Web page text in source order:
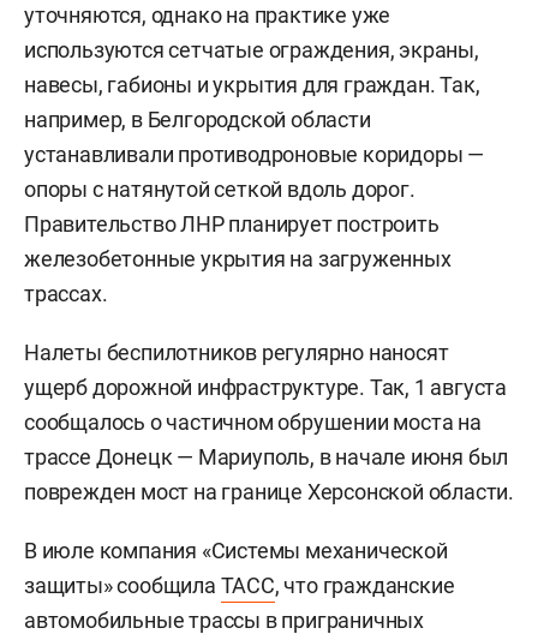
уточняются, однако на практике уже
используются сетчатые ограждения, экраны,
навесы, габионы и укрытия для граждан. Так,
например, в Белгородской области
устанавливали противодроновые коридоры —
опоры с натянутой сеткой вдоль дорог.
Правительство ЛНР планирует построить
железобетонные укрытия на загруженных
трассах.
Налеты беспилотников регулярно наносят
ущерб дорожной инфраструктуре. Так, 1 августа
сообщалось о частичном обрушении моста на
трассе Донецк — Мариуполь, в начале июня был
поврежден мост на границе Херсонской области.
В июле компания «Системы механической
защиты» сообщила ТАСС, что гражданские
автомобильные трассы в приграничных